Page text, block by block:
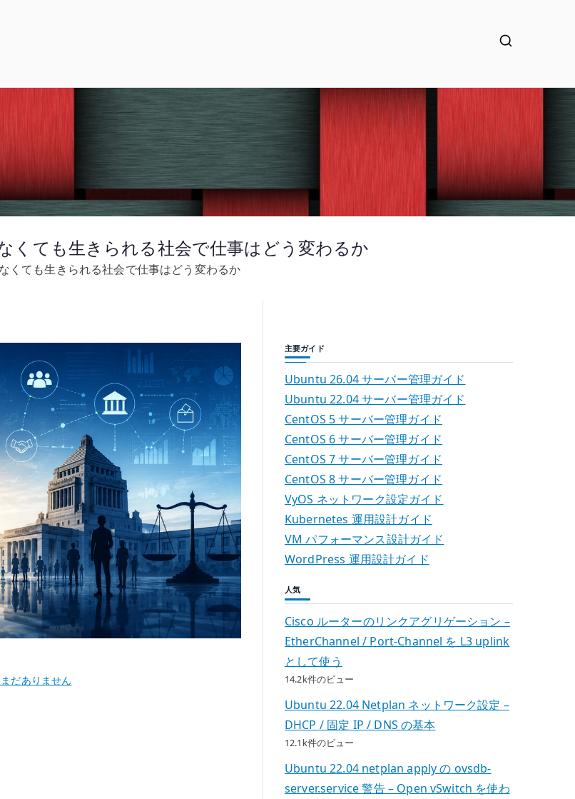
くても生きられる社会で仕事はどう変わるか
くても生きられる社会で仕事はどう変わるか
だありません
主要ガイド
Ubuntu 26.04 サーバー管理ガイド
Ubuntu 22.04 サーバー管理ガイド
CentOS 5 サーバー管理ガイド
CentOS 6 サーバー管理ガイド
CentOS 7 サーバー管理ガイド
CentOS 8 サーバー管理ガイド
VyOS ネットワーク設定ガイド
Kubernetes 運用設計ガイド
VM パフォーマンス設計ガイド
WordPress 運用設計ガイド
人気
Cisco ルーターのリンクアグリゲーション –
EtherChannel / Port-Channel を L3 uplink
として使う
14.2k件のビュー
Ubuntu 22.04 Netplan ネットワーク設定 –
DHCP / 固定 IP / DNS の基本
12.1k件のビュー
Ubuntu 22.04 netplan apply の ovsdb-
server.service 警告 – Open vSwitch を使わ